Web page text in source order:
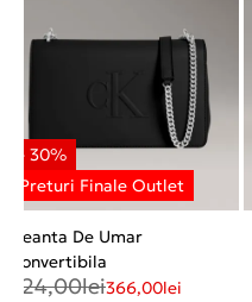
Geanta De Umar
Convertibila
524,00lei366,00lei